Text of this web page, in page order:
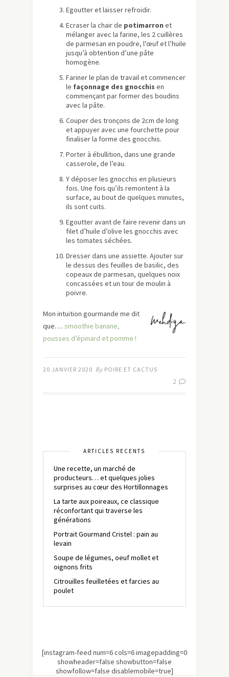
Egoutter et laisser refroidir.
Ecraser la chair de potimarron et
mélanger avec la farine, les 2 cuillères
de parmesan en poudre, l’œuf et l’huile
jusqu’à obtention d’une pâte
homogène.
Fariner le plan de travail et commencer
le façonnage des gnocchis en
commençant par former des boudins
avec la pâte.
Couper des tronçons de 2cm de long
et appuyer avec une fourchette pour
finaliser la forme des gnocchis.
Porter à ébullition, dans une grande
casserole, de l’eau.
Y déposer les gnocchis en plusieurs
fois. Une fois qu’ils remontent à la
surface, au bout de quelques minutes,
ils sont cuits.
Egoutter avant de faire revenir dans un
filet d’huile d’olive les gnocchis avec
les tomates séchées.
Dresser dans une assiette. Ajouter sur
le dessus des feuilles de basilic, des
copeaux de parmesan, quelques noix
concassées et un tour de moulin à
poivre.
Mon intuition gourmande me dit
que…. smoothie banane,
pousses d’épinard et pomme !
20 JANVIER 2020 By POIRE ET CACTUS
2
ARTICLES RÉCENTS
Une recette, un marché de
producteurs… et quelques jolies
surprises au cœur des Hortillonnages
La tarte aux poireaux, ce classique
réconfortant qui traverse les
générations
Portrait Gourmand Cristel : pain au
levain
Soupe de légumes, oeuf mollet et
oignons frits
Citrouilles feuilletées et farcies au
poulet
[instagram-feed num=6 cols=6 imagepadding=0
showheader=false showbutton=false
showfollow=false disablemobile=true]